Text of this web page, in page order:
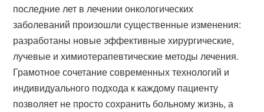
последние лет в лечении онкологических
заболеваний произошли существенные изменения:
разработаны новые эффективные хирургические,
лучевые и химиотерапевтические методы лечения.
Грамотное сочетание современных технологий и
индивидуального подхода к каждому пациенту
позволяет не просто сохранить больному жизнь, а